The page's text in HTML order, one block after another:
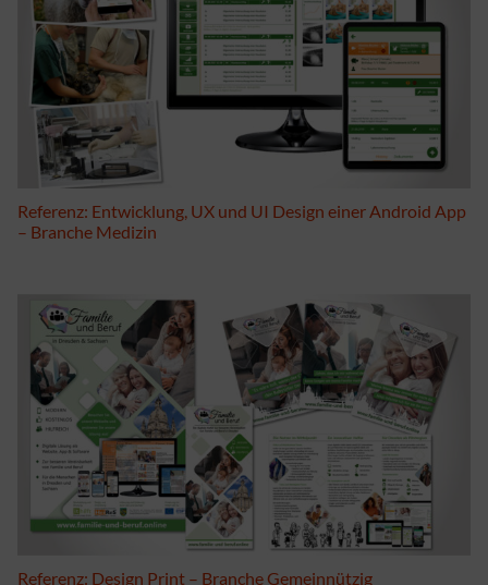
Referenz: Entwicklung, UX und UI Design einer Android App
– Branche Medizin
Referenz: Design Print – Branche Gemeinnützig